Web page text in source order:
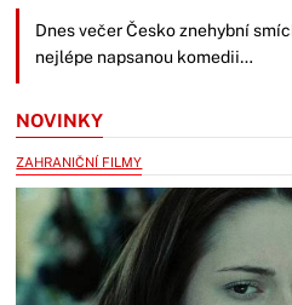
Dnes večer Česko znehybní
nejlépe napsanou komedii…
NOVINKY
ZAHRANIČNÍ FILMY